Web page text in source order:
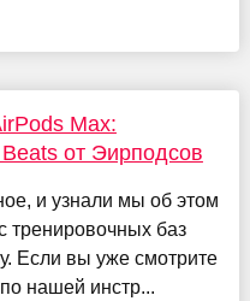
Max:
от Эирподсов
и узнали мы об этом
тренировочных баз
Если вы уже смотрите
нашей инстр...